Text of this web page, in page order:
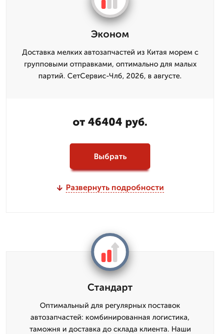
Эконом
Доставка мелких автозапчастей из Китая морем с
групповыми отправками, оптимально для малых
партий. СетСервис-Члб, 2026, в августе.
от 46404 руб.
Выбрать
Развернуть подробности
Стандарт
Оптимальный для регулярных поставок
автозапчастей: комбинированная логистика,
таможня и доставка до склада клиента. Наши